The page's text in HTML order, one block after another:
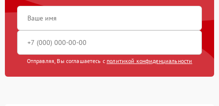
Отправляя, Вы соглашаетесь с политикой конфиденциальности